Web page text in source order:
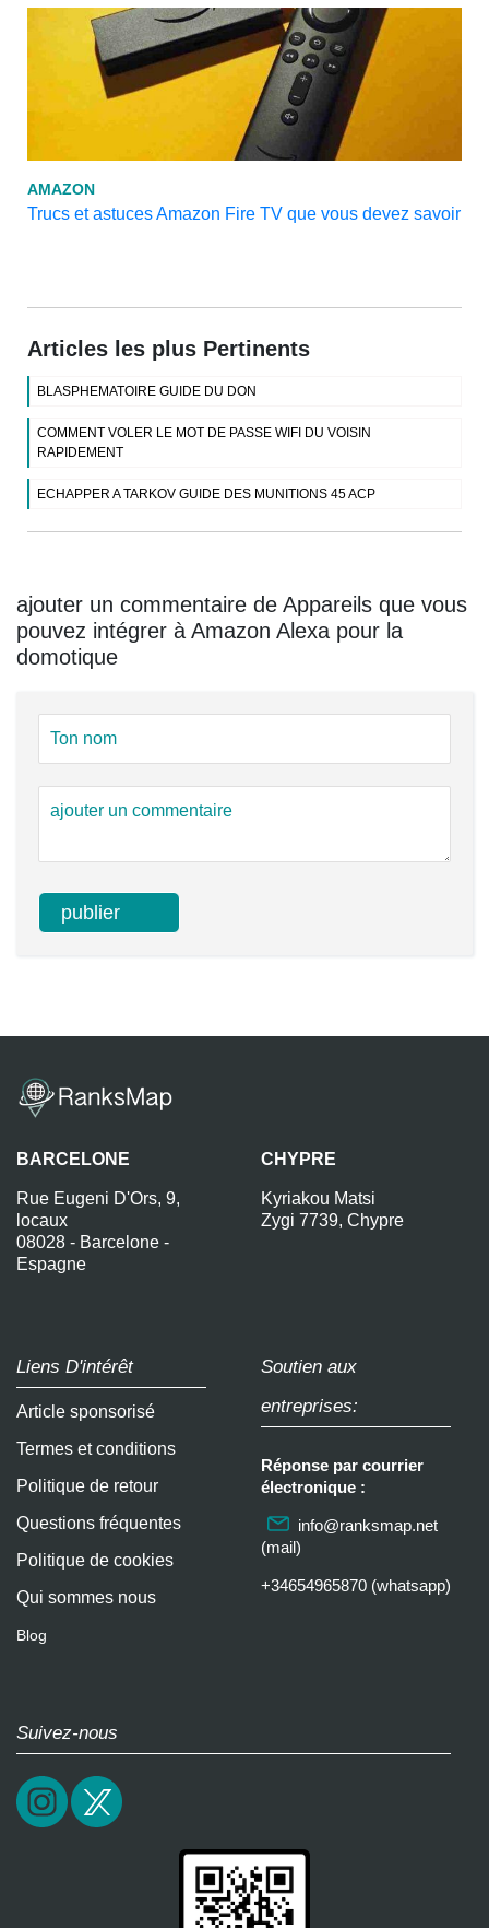
AMAZON
Trucs et astuces Amazon Fire TV que vous devez savoir
Articles les plus Pertinents
BLASPHEMATOIRE GUIDE DU DON
COMMENT VOLER LE MOT DE PASSE WIFI DU VOISIN
RAPIDEMENT
ECHAPPER A TARKOV GUIDE DES MUNITIONS 45 ACP
ajouter un commentaire de Appareils que vous
pouvez intégrer à Amazon Alexa pour la
domotique
BARCELONE
Rue Eugeni D'Ors, 9,
locaux
08028 - Barcelone -
Espagne
CHYPRE
Kyriakou Matsi
Zygi 7739, Chypre
Liens D'intérêt
Article sponsorisé
Termes et conditions
Politique de retour
Questions fréquentes
Politique de cookies
Qui sommes nous
Blog
Soutien aux
entreprises:
Réponse par courrier
électronique :
info@ranksmap.net
(mail)
+34654965870 (whatsapp)
Suivez-nous